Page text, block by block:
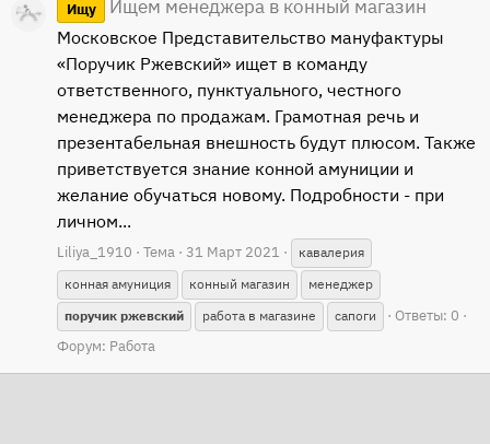
Ищу Ищем менеджера в конный магазин
Московское Представительство мануфактуры
«Поручик Ржевский» ищет в команду
ответственного, пунктуального, честного
менеджера по продажам. Грамотная речь и
презентабельная внешность будут плюсом. Также
приветствуется знание конной амуниции и
желание обучаться новому. Подробности - при
личном...
Liliya_1910 Тема 31 Март 2021
кавалерия
конная амуниция
конный магазин
менеджер
поручик ржевский работа в магазине сапоги
Ответы: 0
Форум: Работа